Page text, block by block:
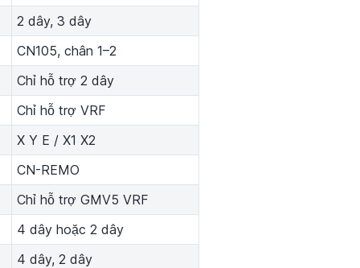
2 dây, 3 dây
CN105, chân 1–2
Chỉ hỗ trợ 2 dây
Chỉ hỗ trợ VRF
X Y E / X1 X2
CN-REMO
Chỉ hỗ trợ GMV5 VRF
4 dây hoặc 2 dây
4 dây, 2 dây